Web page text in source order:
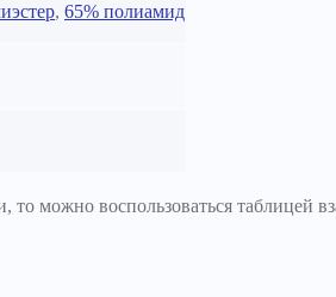
, 65% полиамид
то можно воспользоваться таблицей